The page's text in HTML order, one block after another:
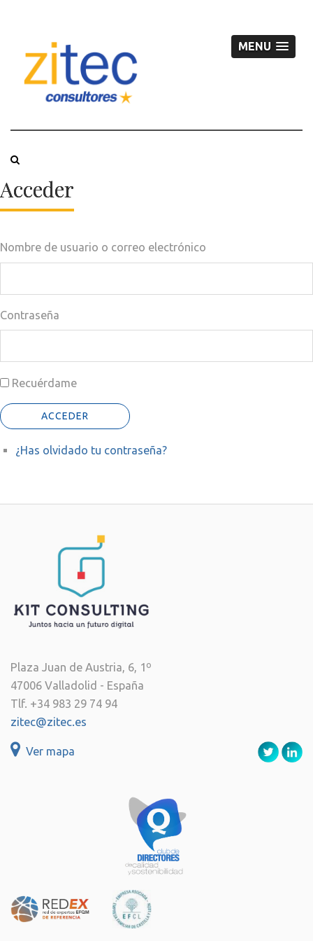
MENU
Acceder
Nombre de usuario o correo electrónico
Contraseña
Recuérdame
ACCEDER
¿Has olvidado tu contraseña?
Plaza Juan de Austria, 6, 1º
47006 Valladolid - España
Tlf. +34 983 29 74 94
zitec@zitec.es
Ver mapa